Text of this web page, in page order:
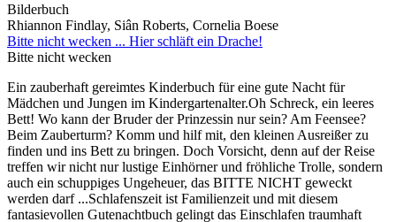
Bilderbuch
Rhiannon Findlay, Siân Roberts, Cornelia Boese
Bitte nicht wecken ... Hier schläft ein Drache!
Bitte nicht wecken
Ein zauberhaft gereimtes Kinderbuch für eine gute Nacht für
Mädchen und Jungen im Kindergartenalter.Oh Schreck, ein leeres
Bett! Wo kann der Bruder der Prinzessin nur sein? Am Feensee?
Beim Zauberturm? Komm und hilf mit, den kleinen Ausreißer zu
finden und ins Bett zu bringen. Doch Vorsicht, denn auf der Reise
treffen wir nicht nur lustige Einhörner und fröhliche Trolle, sondern
auch ein schuppiges Ungeheuer, das BITTE NICHT geweckt
werden darf ...Schlafenszeit ist Familienzeit und mit diesem
fantasievollen Gutenachtbuch gelingt das Einschlafen traumhaft